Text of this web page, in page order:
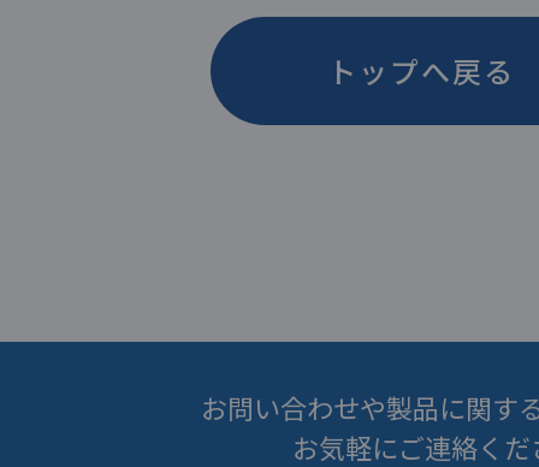
トップへ戻る
お問い合わせや製品に関す
お気軽にご連絡く